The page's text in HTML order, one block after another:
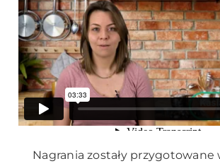
Nagrania zostały przygotowane